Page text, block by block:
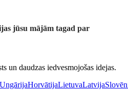
jūsu mājām tagad par
un daudzas iedvesmojošas idejas.
UngārijaHorvātijaLietuvaLatvija